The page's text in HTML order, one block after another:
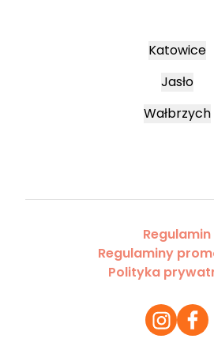
Katowice
Jasło
Wałbrzych
Regulamin
Regulaminy
Polityka